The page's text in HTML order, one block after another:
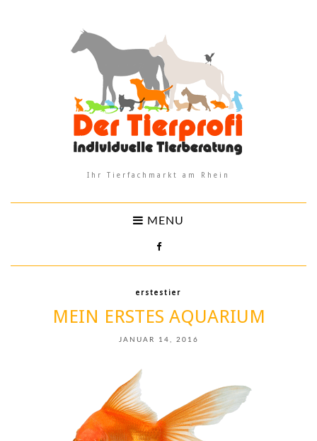
Ihr Tierfachmarkt am Rhein
MENU
erstestier
MEIN ERSTES AQUARIUM
JANUAR 14, 2016